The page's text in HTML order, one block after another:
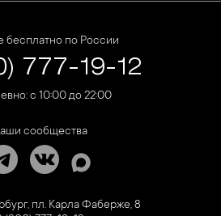
бесплатно по России
777-19-12
с 10:00 до 22:00
сообщества
пл. Карла Фаберже, 8